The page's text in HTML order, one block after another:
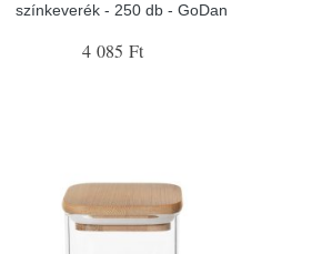
színkeverék - 250 db - GoDan
4 085 Ft